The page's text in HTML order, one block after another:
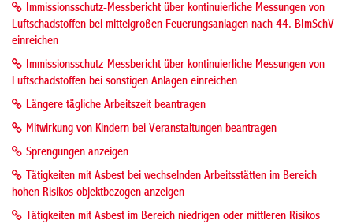
Immissionsschutz-Messbericht über kontinuierliche Messungen von
Luftschadstoffen bei mittelgroßen Feuerungsanlagen nach 44. BImSchV
einreichen
Immissionsschutz-Messbericht über kontinuierliche Messungen von
Luftschadstoffen bei sonstigen Anlagen einreichen
Längere tägliche Arbeitszeit beantragen
Mitwirkung von Kindern bei Veranstaltungen beantragen
Sprengungen anzeigen
Tätigkeiten mit Asbest bei wechselnden Arbeitsstätten im Bereich
hohen Risikos objektbezogen anzeigen
Tätigkeiten mit Asbest im Bereich niedrigen oder mittleren Risikos